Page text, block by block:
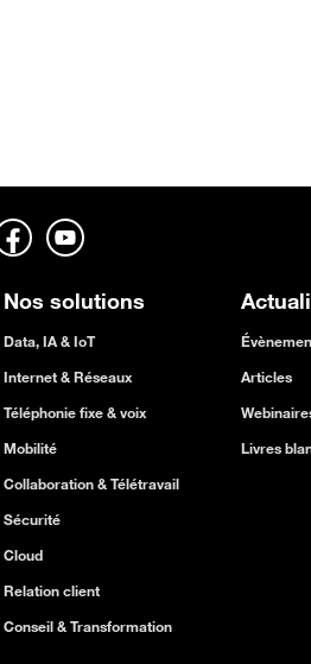
Suivez-nous sur facebook - ouverture dans un nouvel onglet Suivez-nous sur youtube - ouverture dans un nouvel onglet
Nos solutions
Data, IA & IoT
Internet & Réseaux
Téléphonie fixe & voix
Mobilité
Collaboration & Télétravail
Sécurité
Cloud
Relation client
Conseil & Transformation
Articles
Livres